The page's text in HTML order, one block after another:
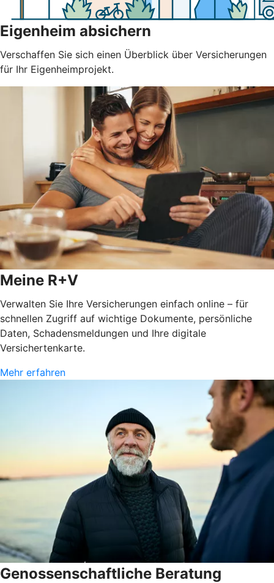
Eigenheim absichern
Verschaffen Sie sich einen Überblick über Versicherungen
für Ihr Eigenheimprojekt.
Meine R+V
Verwalten Sie Ihre Versicherungen einfach online – für
schnellen Zugriff auf wichtige Dokumente, persönliche
Daten, Schadensmeldungen und Ihre digitale
Versichertenkarte.
Mehr erfahren
Genossenschaftliche Beratung